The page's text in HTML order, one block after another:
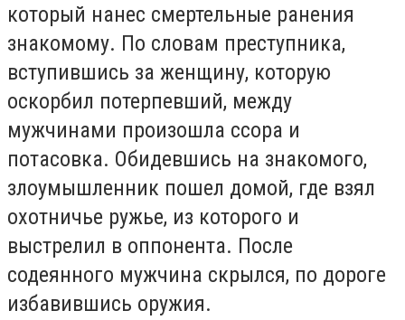
который нанес смертельные ранения
знакомому. По словам преступника,
вступившись за женщину, которую
оскорбил потерпевший, между
мужчинами произошла ссора и
потасовка. Обидевшись на знакомого,
злоумышленник пошел домой, где взял
охотничье ружье, из которого и
выстрелил в оппонента. После
содеянного мужчина скрылся, по дороге
избавившись оружия.